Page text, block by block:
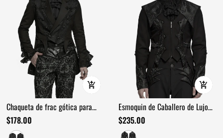
Chaqueta de frac gótica para
hombre con solapa jacquard
victoriana
$178.00
Esmoquin de Caballero de Lujo
Gótico con Diseño de Jacquard
$235.00